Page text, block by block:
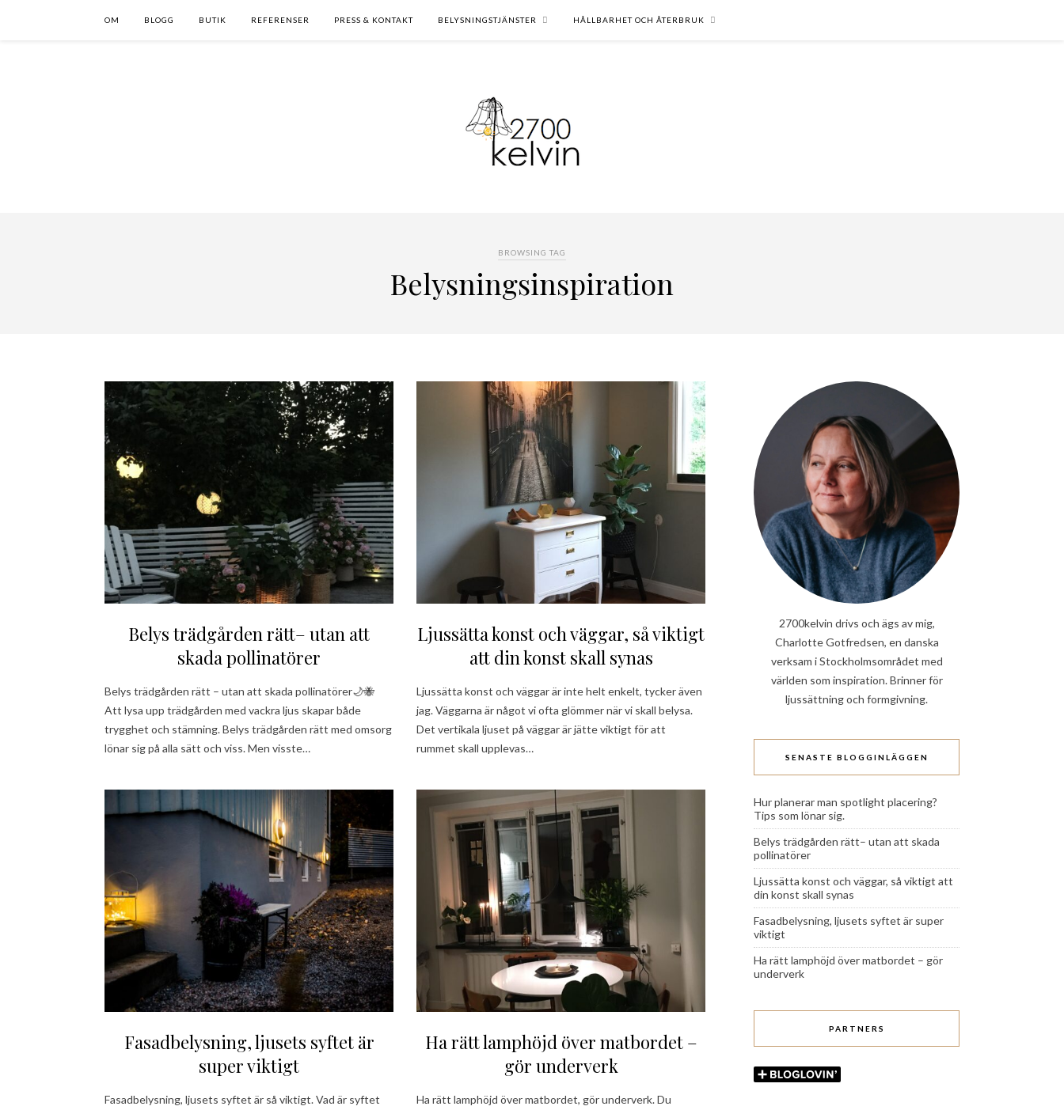
OM BLOGG BUTIK REFERENSER PRESS & KONTAKT BELYSNINGSTJÄNSTER HÅLLBARHET OCH ÅTERBRUK
BROWSING TAG
Belysningsinspiration
Belys trädgården rätt– utan att
skada pollinatörer
Belys trädgården rätt – utan att skada pollinatörer🌙🐝
Att lysa upp trädgården med vackra ljus skapar både
trygghet och stämning. Belys trädgården rätt med omsorg
lönar sig på alla sätt och viss. Men visste…
Ljussätta konst och väggar, så viktigt
att din konst skall synas
Ljussätta konst och väggar är inte helt enkelt, tycker även
jag. Väggarna är något vi ofta glömmer när vi skall belysa.
Det vertikala ljuset på väggar är jätte viktigt för att
rummet skall upplevas…
Fasadbelysning, ljusets syftet är
super viktigt
Fasadbelysning, ljusets syftet är så viktigt. Vad är syftet
Ha rätt lamphöjd över matbordet –
gör underverk
Ha rätt lamphöjd över matbordet, gör underverk. Du
2700kelvin drivs och ägs av mig,
Charlotte Gotfredsen, en danska
verksam i Stockholmsområdet med
världen som inspiration. Brinner för
ljussättning och formgivning.
SENASTE BLOGGINLÄGGEN
Hur planerar man spotlight placering?
Tips som lönar sig.
Belys trädgården rätt– utan att skada
pollinatörer
Ljussätta konst och väggar, så viktigt att
din konst skall synas
Fasadbelysning, ljusets syftet är super
viktigt
Ha rätt lamphöjd över matbordet – gör
underverk
PARTNERS